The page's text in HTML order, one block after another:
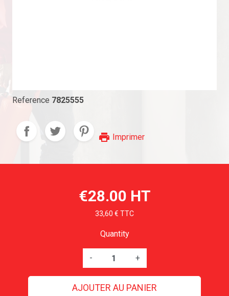
Reference 7825555
print Imprimer
€28.00 HT
33,60 € TTC
Quantity
- +
AJOUTER AU PANIER